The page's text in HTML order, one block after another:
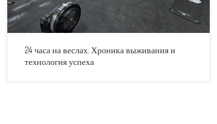
24 часа на веслах: Хроника выживания и
технология успеха